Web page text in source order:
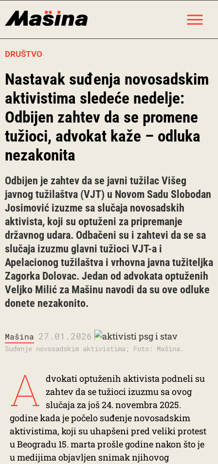
DRUŠTVO
Nastavak suđenja novosadskim
aktivistima sledeće nedelje:
Odbijen zahtev da se promene
tužioci, advokat kaže – odluka
nezakonita
Odbijen je zahtev da se javni tužilac Višeg
javnog tužilaštva (VJT) u Novom Sadu Slobodan
Josimović izuzme sa slučaja novosadskih
aktivista, koji su optuženi za pripremanje
državnog udara. Odbačeni su i zahtevi da se sa
slučaja izuzmu glavni tužioci VJT-a i
Apelacionog tužilaštva i vrhovna javna tužiteljka
Zagorka Dolovac. Jedan od advokata optuženih
Veljko Milić za Mašinu navodi da su ove odluke
donete nezakonito.
Mašina 27.01.2026.
Suđenje novosadskim aktivistima; Foto: Mašina.
A dvokati optuženih aktivista podneli su
zahtev da se tužioci izuzmu sa ovog
slučaja za još 24. novembra 2025.
godine kada je počelo suđenje novosadskim
aktivistima, koji su uhapšeni pred veliki protest
u Beogradu 15. marta prošle godine nakon što je
u medijima objavljen snimak njihovog